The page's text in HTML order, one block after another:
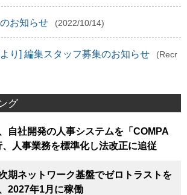
お知らせ (2022/10/14)
り] 編集スタッフ募集のお知らせ
(Recr
グ
自社開発の人事システムを「COMPA
、人事業務を標準化し法改正に追従
期ネットワーク基盤でゼロトラストを
2027年1月に稼働